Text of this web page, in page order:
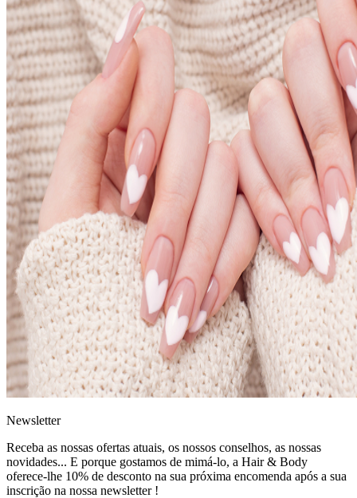
Newsletter
Receba as nossas ofertas atuais, os nossos conselhos, as nossas
novidades... E porque gostamos de mimá-lo, a Hair & Body
oferece-lhe 10% de desconto na sua próxima encomenda após a sua
inscrição na nossa newsletter !